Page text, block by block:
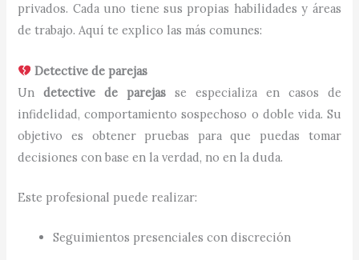
privados. Cada uno tiene sus propias habilidades y áreas
de trabajo. Aquí te explico las más comunes:
Detective de parejas
Undetective de parejas se especializa en casos de
infidelidad, comportamiento sospechoso o doble vida. Su
objetivo es obtener pruebas para que puedas tomar
decisiones con base en la verdad, no en la duda.
Este profesional puede realizar:
Seguimientos presenciales con discreción